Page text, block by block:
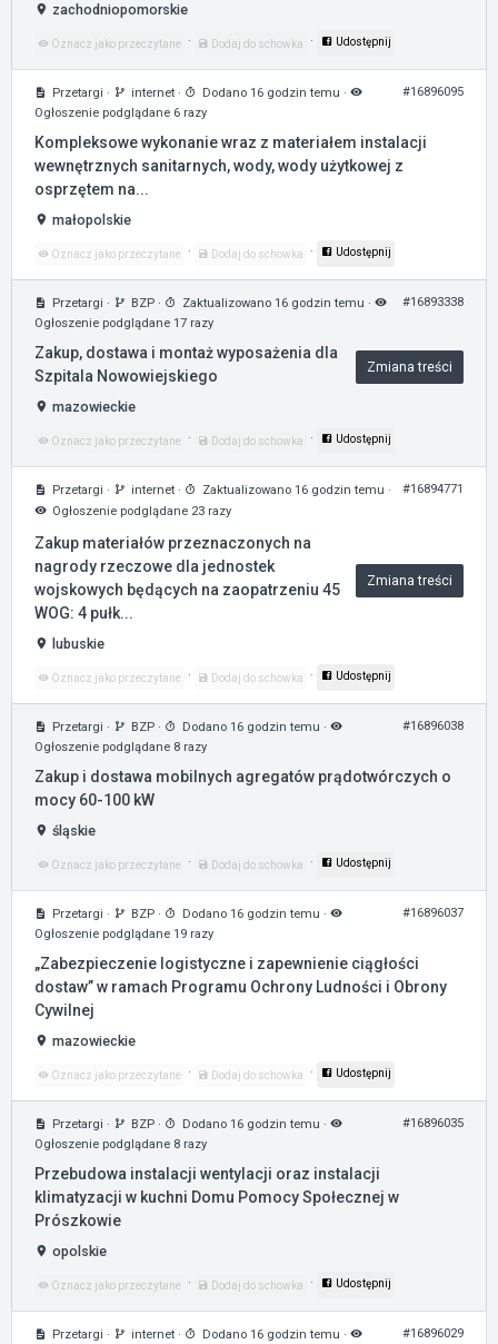
zachodniopomorskie
Oznacz jako przeczytane · Dodaj do schowka · Udostępnij
Przetargi · internet · Dodano 16 godzin temu ·
Ogłoszenie podglądane 6 razy
#16896095
Kompleksowe wykonanie wraz z materiałem instalacji
wewnętrznych sanitarnych, wody, wody użytkowej z
osprzętem na...
małopolskie
Oznacz jako przeczytane · Dodaj do schowka · Udostępnij
Przetargi · BZP · Zaktualizowano 16 godzin temu ·
Ogłoszenie podglądane 17 razy
#16893338
Zakup, dostawa i montaż wyposażenia dla
Szpitala Nowowiejskiego
Zmiana treści
mazowieckie
Oznacz jako przeczytane · Dodaj do schowka · Udostępnij
Przetargi · internet · Zaktualizowano 16 godzin temu ·
Ogłoszenie podglądane 23 razy
#16894771
Zakup materiałów przeznaczonych na
nagrody rzeczowe dla jednostek
wojskowych będących na zaopatrzeniu 45
WOG: 4 pułk...
Zmiana treści
lubuskie
Oznacz jako przeczytane · Dodaj do schowka · Udostępnij
Przetargi · BZP · Dodano 16 godzin temu ·
Ogłoszenie podglądane 8 razy
#16896038
Zakup i dostawa mobilnych agregatów prądotwórczych o
mocy 60-100 kW
śląskie
Oznacz jako przeczytane · Dodaj do schowka · Udostępnij
Przetargi · BZP · Dodano 16 godzin temu ·
Ogłoszenie podglądane 19 razy
#16896037
„Zabezpieczenie logistyczne i zapewnienie ciągłości
dostaw” w ramach Programu Ochrony Ludności i Obrony
Cywilnej
mazowieckie
Oznacz jako przeczytane · Dodaj do schowka · Udostępnij
Przetargi · BZP · Dodano 16 godzin temu ·
Ogłoszenie podglądane 8 razy
#16896035
Przebudowa instalacji wentylacji oraz instalacji
klimatyzacji w kuchni Domu Pomocy Społecznej w
Prószkowie
opolskie
Oznacz jako przeczytane · Dodaj do schowka · Udostępnij
Przetargi · internet · Dodano 16 godzin temu · #16896029